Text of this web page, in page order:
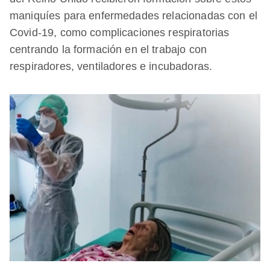
maniquíes para enfermedades relacionadas con el
Covid-19, como complicaciones respiratorias
centrando la formación en el trabajo con
respiradores, ventiladores e incubadoras.